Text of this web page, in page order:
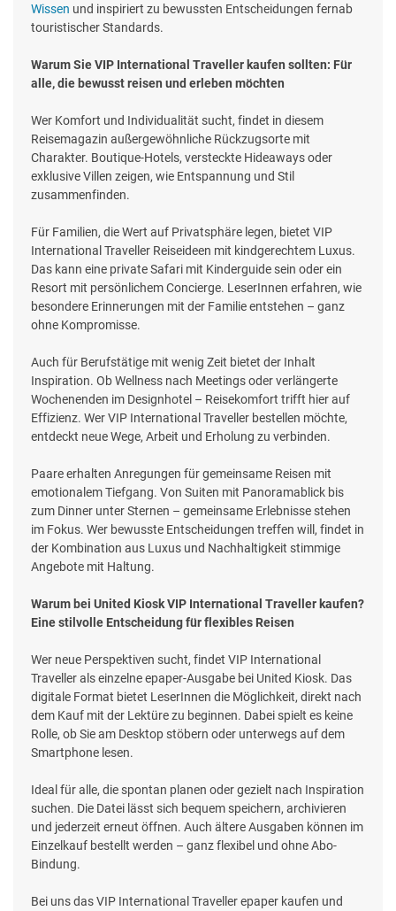
Wissen und inspiriert zu bewussten Entscheidungen fernab
touristischer Standards.
Warum Sie VIP International Traveller kaufen sollten: Für
alle, die bewusst reisen und erleben möchten
Wer Komfort und Individualität sucht, findet in diesem
Reisemagazin außergewöhnliche Rückzugsorte mit
Charakter. Boutique-Hotels, versteckte Hideaways oder
exklusive Villen zeigen, wie Entspannung und Stil
zusammenfinden.
Für Familien, die Wert auf Privatsphäre legen, bietet VIP
International Traveller Reiseideen mit kindgerechtem Luxus.
Das kann eine private Safari mit Kinderguide sein oder ein
Resort mit persönlichem Concierge. LeserInnen erfahren, wie
besondere Erinnerungen mit der Familie entstehen – ganz
ohne Kompromisse.
Auch für Berufstätige mit wenig Zeit bietet der Inhalt
Inspiration. Ob Wellness nach Meetings oder verlängerte
Wochenenden im Designhotel – Reisekomfort trifft hier auf
Effizienz. Wer VIP International Traveller bestellen möchte,
entdeckt neue Wege, Arbeit und Erholung zu verbinden.
Paare erhalten Anregungen für gemeinsame Reisen mit
emotionalem Tiefgang. Von Suiten mit Panoramablick bis
zum Dinner unter Sternen – gemeinsame Erlebnisse stehen
im Fokus. Wer bewusste Entscheidungen treffen will, findet in
der Kombination aus Luxus und Nachhaltigkeit stimmige
Angebote mit Haltung.
Warum bei United Kiosk VIP International Traveller kaufen?
Eine stilvolle Entscheidung für flexibles Reisen
Wer neue Perspektiven sucht, findet VIP International
Traveller als einzelne epaper-Ausgabe bei United Kiosk. Das
digitale Format bietet LeserInnen die Möglichkeit, direkt nach
dem Kauf mit der Lektüre zu beginnen. Dabei spielt es keine
Rolle, ob Sie am Desktop stöbern oder unterwegs auf dem
Smartphone lesen.
Ideal für alle, die spontan planen oder gezielt nach Inspiration
suchen. Die Datei lässt sich bequem speichern, archivieren
und jederzeit erneut öffnen. Auch ältere Ausgaben können im
Einzelkauf bestellt werden – ganz flexibel und ohne Abo-
Bindung.
Bei uns das VIP International Traveller epaper kaufen und